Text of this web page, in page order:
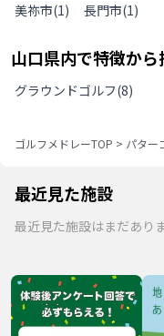
美祢市(1) 長門市(1)
山口県内で特徴から
グラウンドゴルフ(8)
ゴルフメドレーTOP > パター
最近見た施設
最近見た施設はまだあり